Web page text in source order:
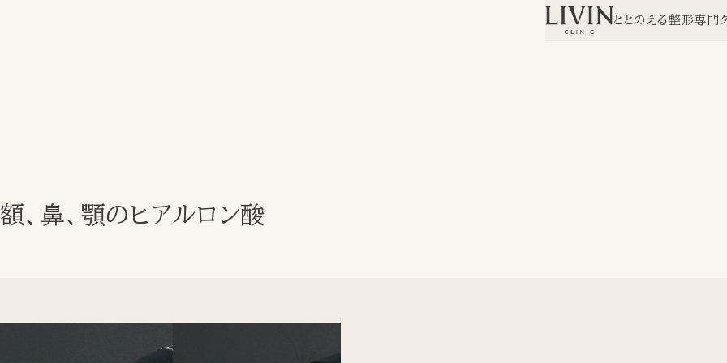
ととのえる整形専門
額、鼻、顎のヒアルロン酸